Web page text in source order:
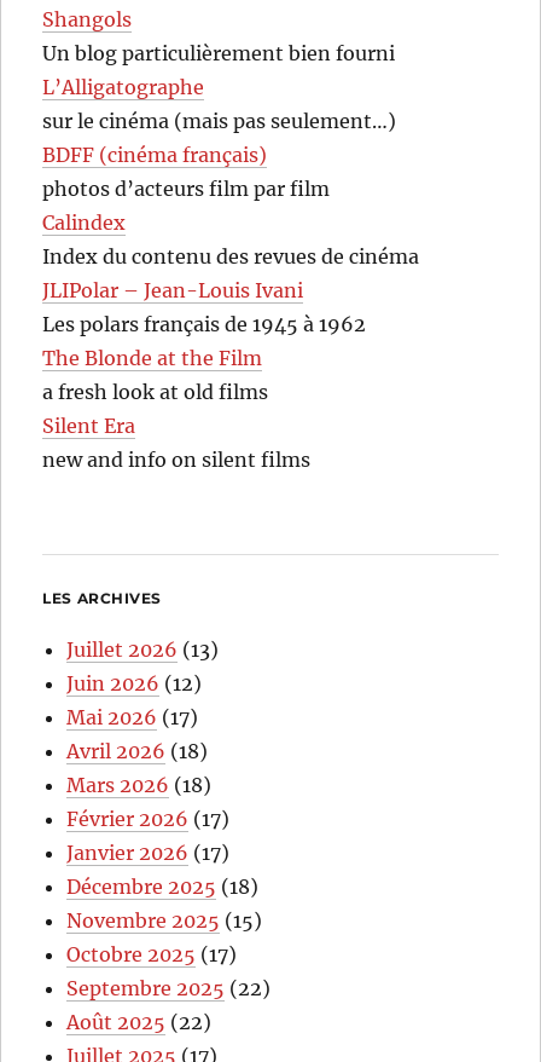
Shangols
Un blog particulièrement bien fourni
L’Alligatographe
sur le cinéma (mais pas seulement…)
BDFF (cinéma français)
photos d’acteurs film par film
Calindex
Index du contenu des revues de cinéma
JLIPolar – Jean-Louis Ivani
Les polars français de 1945 à 1962
The Blonde at the Film
a fresh look at old films
Silent Era
new and info on silent films
LES ARCHIVES
Juillet 2026 (13)
Juin 2026 (12)
Mai 2026 (17)
Avril 2026 (18)
Mars 2026 (18)
Février 2026 (17)
Janvier 2026 (17)
Décembre 2025 (18)
Novembre 2025 (15)
Octobre 2025 (17)
Septembre 2025 (22)
Août 2025 (22)
Juillet 2025 (17)